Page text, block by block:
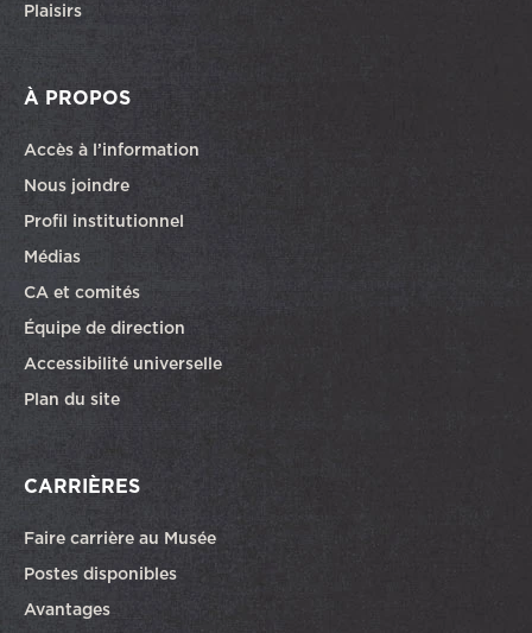
Plaisirs
À PROPOS
Accès à l’information
Nous joindre
Profil institutionnel
Médias
CA et comités
Équipe de direction
Accessibilité universelle
Plan du site
CARRIÈRES
Faire carrière au Musée
Postes disponiblesCe lien ouvrira dans une autre fenêtre
Avantages